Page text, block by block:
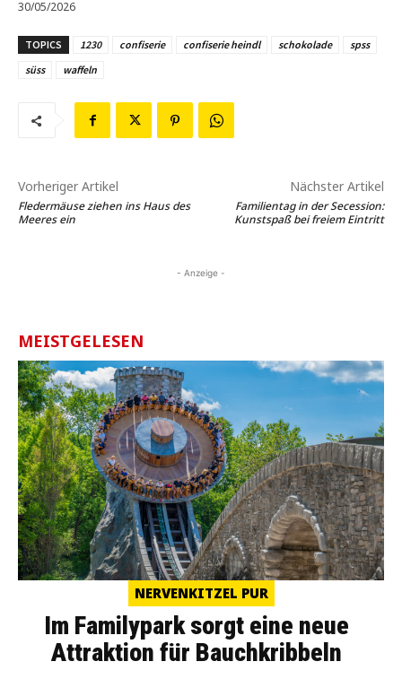
30/05/2026
TOPICS 1230 confiserie confiserie heindl schokolade
spss
süss
waffeln
Vorheriger Artikel
Fledermäuse ziehen ins Haus des
Meeres ein
Nächster Artikel
Familientag in der Secession:
Kunstspaß bei freiem Eintritt
- Anzeige -
MEISTGELESEN
NERVENKITZEL PUR
Im Familypark sorgt eine neue
Attraktion für Bauchkribbeln